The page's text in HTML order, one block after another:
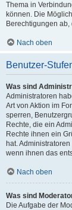
Thema in
können. Die
Berechtigungen
Nach oben
Benutzer-
Was sind
Administratoren
Art von Aktion im
sperren,
Rechte, die ein
Rechte ihnen ein
hat.
wenn ihnen das
Nach oben
Was sind
Die Aufgabe der